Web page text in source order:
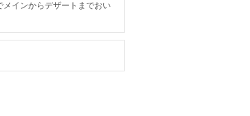
インからデザートまでおい